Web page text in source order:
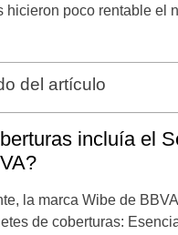
hicieron poco rentable el
del artículo
incluía el
la marca Wibe de
de coberturas: